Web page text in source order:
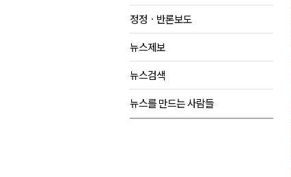
정정ㆍ반론보도
뉴스제보
뉴스검색
뉴스를 만드는 사람들